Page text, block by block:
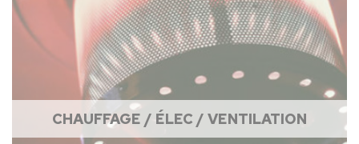
CHAUFFAGE / ÉLEC / VENTILATION